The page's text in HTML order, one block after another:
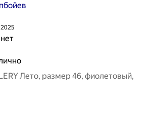
Лето, размер 46, фиолетовый,